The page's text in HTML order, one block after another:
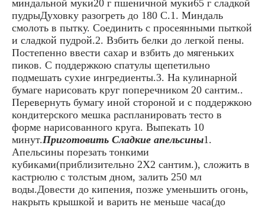
миндальной муки20 г пшеничной муки65 г сладкой
пудрыДуховку разогреть до 180 С.1. Миндаль
смолоть в пытку. Соединить с просеянными пыткой
и сладкой пудрой.2. Взбить белки до легкой пены.
Постепенно ввести сахар и взбить до мягеньких
пиков. С поддержкою спатулы щепетильно
подмешать сухие ингредиенты.3. На кулинарной
бумаге нарисовать круг поперечником 20 сантим..
Перевернуть бумагу иной стороной и с поддержкою
кондитерского мешка распланировать тесто в
форме нарисованного круга. Выпекать 10
минут.Приготовить Сладкие апельсины1.
Апельсины порезать тонкими
кубиками(приблизительно 2Х2 сантим.), сложить в
кастрюлю с толстым дном, залить 250 мл
воды.Довести до кипения, позже уменьшить огонь,
накрыть крышкой и варить не меньше часа(до